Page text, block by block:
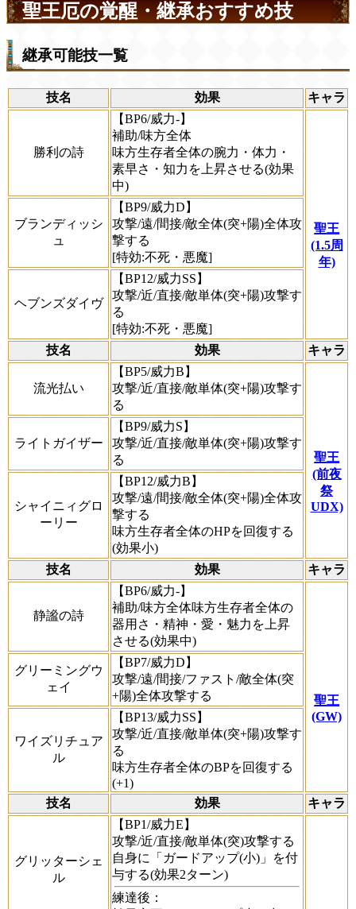
聖王厄の覚醒・継承おすすめ技
継承可能技一覧
技名 効果 キャラ
勝利の詩
【BP6/威力-】
補助/味方全体
味方生存者全体の腕力・体力・
素早さ・知力を上昇させる(効果
中)
聖王
(1.5周
年)
ブランディッシ
ュ
【BP9/威力D】
攻撃/遠/間接/敵全体(突+陽)全体攻
撃する
[特効:不死・悪魔]
ヘブンズダイヴ
【BP12/威力SS】
攻撃/近/直接/敵単体(突+陽)攻撃す
る
[特効:不死・悪魔]
技名
効果 キャラ
流光払い
【BP5/威力B】
攻撃/近/直接/敵単体(突+陽)攻撃す
る
聖王
(前夜
祭
UDX)
ライトガイザー
【BP9/威力S】
攻撃/近/直接/敵単体(突+陽)攻撃す
る
シャイニィグロ
ーリー
【BP12/威力B】
攻撃/遠/間接/敵全体(突+陽)全体攻
撃する
味方生存者全体のHPを回復する
(効果小)
技名
効果 キャラ
静謐の詩
【BP6/威力-】
補助/味方全体味方生存者全体の
器用さ・精神・愛・魅力を上昇
させる(効果中)
聖王
(GW)
グリーミングウ
ェイ
【BP7/威力D】
攻撃/遠/間接/ファスト/敵全体(突
+陽)全体攻撃する
ワイズリチュア
ル
【BP13/威力SS】
攻撃/近/直接/敵単体(突+陽)攻撃す
る
味方生存者全体のBPを回復する
(+1)
技名
効果 キャラ
グリッターシェ
ル
【BP1/威力E】
攻撃/近/直接/敵単体(突)攻撃する
自身に「ガードアップ(小)」を付
与する(効果2ターン)
練達後：